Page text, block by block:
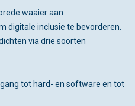
waaier aan
digitale inclusie te bevorderen.
via drie soorten
tot hard- en software en tot